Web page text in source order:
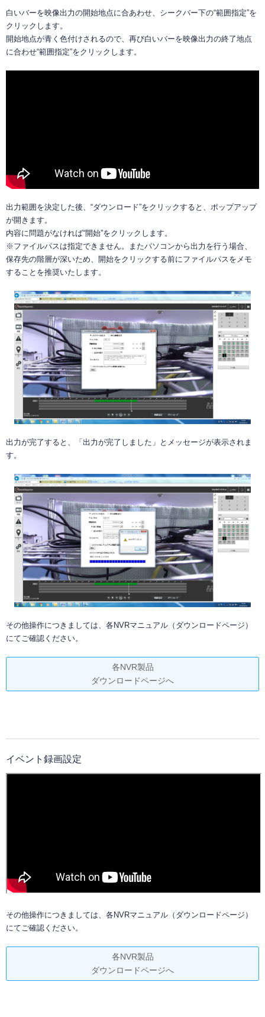
白いバーを映像出力の開始地点に合あわせ、シークバー下の“範囲指定”を
クリックします。
開始地点が青く色付けされるので、再び白いバーを映像出力の終了地点
に合わせ“範囲指定”をクリックします。
出力範囲を決定した後、“ダウンロード”をクリックすると、ポップアップ
が開きます。
内容に問題がなければ“開始”をクリックします。
※ファイルパスは指定できません。またパソコンから出力を行う場合、
保存先の階層が深いため、開始をクリックする前にファイルパスをメモ
することを推奨いたします。
出力が完了すると、「出力が完了しました」とメッセージが表示されま
す。
その他操作につきましては、各NVRマニュアル（ダウンロードページ）
にてご確認ください。
各NVR製品
ダウンロードページへ
イベント録画設定
その他操作につきましては、各NVRマニュアル（ダウンロードページ）
にてご確認ください。
各NVR製品
ダウンロードページへ